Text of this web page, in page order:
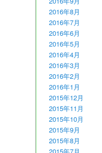
2016年8月
2016年7月
2016年6月
2016年5月
2016年4月
2016年3月
2016年2月
2016年1月
2015年12月
2015年11月
2015年10月
2015年9月
2015年8月